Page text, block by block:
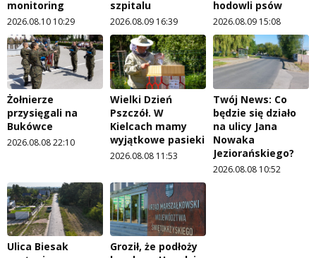
monitoring
2026.08.10 10:29
szpitalu
2026.08.09 16:39
hodowli psów
2026.08.09 15:08
Żołnierze
przysięgali na
Bukówce
2026.08.08 22:10
Wielki Dzień
Pszczół. W
Kielcach mamy
wyjątkowe pasieki
2026.08.08 11:53
Twój News: Co
będzie się działo
na ulicy Jana
Nowaka
Jeziorańskiego?
2026.08.08 10:52
Ulica Biesak
Groził, że podłoży